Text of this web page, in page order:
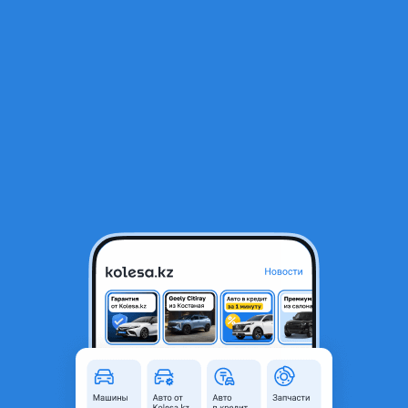
XCMG XGA4250 2025 года
28 375 000 ₸
Объявление находится в архиве и может быть